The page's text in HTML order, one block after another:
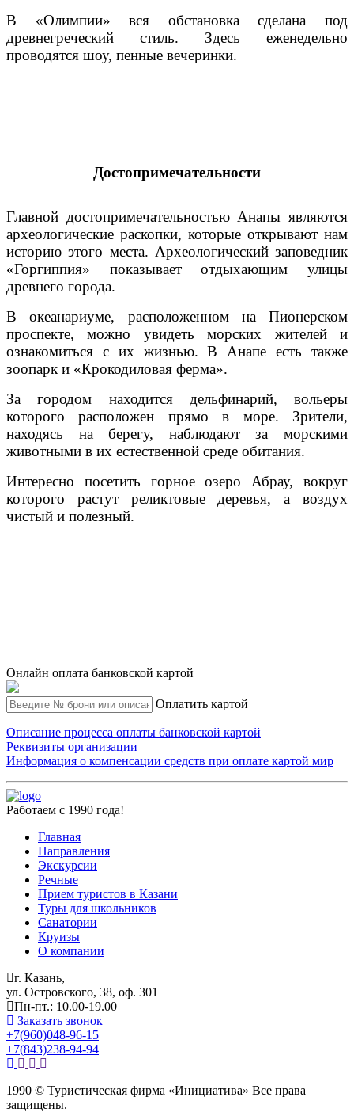
В «Олимпии» вся обстановка сделана под
древнегреческий стиль. Здесь еженедельно
проводятся шоу, пенные вечеринки.
Достопримечательности
Главной достопримечательностью Анапы являются
археологические раскопки, которые открывают нам
историю этого места. Археологический заповедник
«Горгиппия» показывает отдыхающим улицы
древнего города.
В океанариуме, расположенном на Пионерском
проспекте, можно увидеть морских жителей и
ознакомиться с их жизнью. В Анапе есть также
зоопарк и «Крокодиловая ферма».
За городом находится дельфинарий, вольеры
которого расположен прямо в море. Зрители,
находясь на берегу, наблюдают за морскими
животными в их естественной среде обитания.
Интересно посетить горное озеро Абрау, вокруг
которого растут реликтовые деревья, а воздух
чистый и полезный.
Онлайн оплата банковской картой
Оплатить картой
Описание процесса оплаты банковской картой
Реквизиты организации
Информация о компенсации средств при оплате картой мир
Работаем с 1990 года!
Главная
Направления
Экскурсии
Речные
Прием туристов в Казани
Туры для школьников
Санатории
Круизы
О компании
г. Казань,
ул. Островского, 38, оф. 301
Пн-пт.: 10.00-19.00
Заказать звонок
+7(960)048-96-15
+7(843)238-94-94
1990 © Туристическая фирма «Инициатива» Все права
защищены.